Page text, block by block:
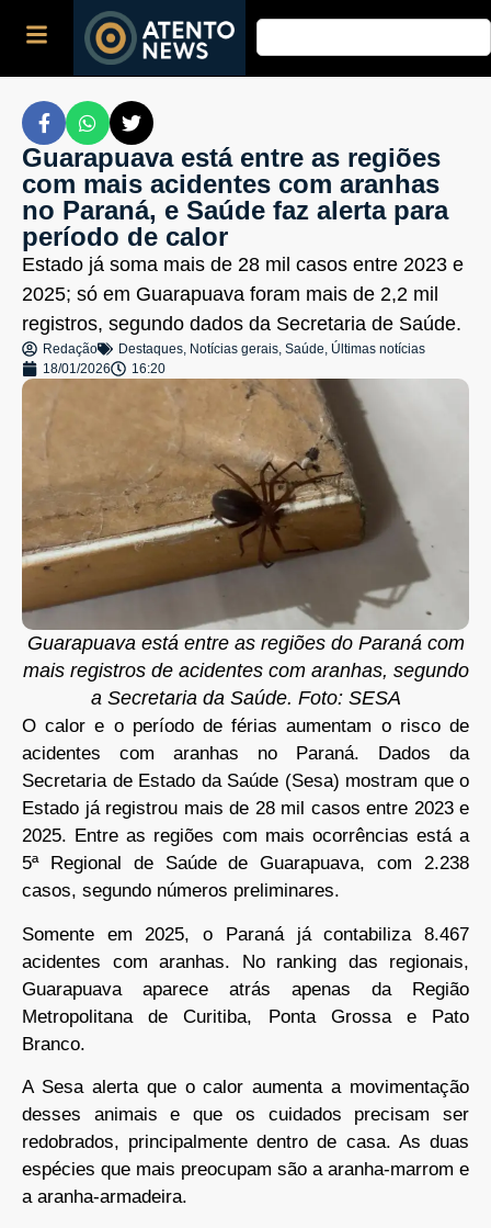
Guarapuava está entre as regiões
com mais acidentes com aranhas
no Paraná, e Saúde faz alerta para
período de calor
Estado já soma mais de 28 mil casos entre 2023 e
2025; só em Guarapuava foram mais de 2,2 mil
registros, segundo dados da Secretaria de Saúde.
Redação Destaques, Notícias gerais, Saúde, Últimas notícias
18/01/2026
16:20
Guarapuava está entre as regiões do Paraná com
mais registros de acidentes com aranhas, segundo
a Secretaria da Saúde. Foto: SESA
O calor e o período de férias aumentam o risco de
acidentes com aranhas no Paraná. Dados da
Secretaria de Estado da Saúde (Sesa) mostram que o
Estado já registrou mais de 28 mil casos entre 2023 e
2025. Entre as regiões com mais ocorrências está a
5ª Regional de Saúde de Guarapuava, com 2.238
casos, segundo números preliminares.
Somente em 2025, o Paraná já contabiliza 8.467
acidentes com aranhas. No ranking das regionais,
Guarapuava aparece atrás apenas da Região
Metropolitana de Curitiba, Ponta Grossa e Pato
Branco.
A Sesa alerta que o calor aumenta a movimentação
desses animais e que os cuidados precisam ser
redobrados, principalmente dentro de casa. As duas
espécies que mais preocupam são a aranha-marrom e
a aranha-armadeira.